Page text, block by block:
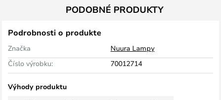
PODOBNÉ PRODUKTY
Podrobnosti o produkte
Značka
Nuura Lampy
Číslo výrobku:
70012714
Výhody produktu